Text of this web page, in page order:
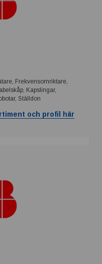
Frekvensomriktare,
Kapslingar,
Ställdon
och profil här